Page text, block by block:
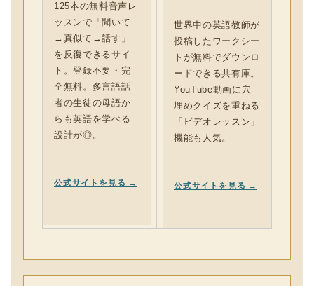
125本の無料音声レ
ッスンで「聞いて
→真似て→話す」
を反復できるサイ
ト。登録不要・完
全無料。多言語話
者の生徒の母語か
らも英語を学べる
設計が◎。
公式サイトを見る →
世界中の英語教師が
投稿したワークシー
トが無料でダウンロ
ードできる共有庫。
YouTube動画に穴
埋めクイズを重ねる
「ビデオレッスン」
機能も人気。
公式サイトを見る →